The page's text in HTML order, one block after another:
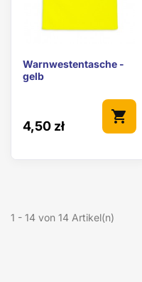
Warnwestentasche -
gelb
4,50 zł
shopping_cart
1 - 14 von 14 Artikel(n)